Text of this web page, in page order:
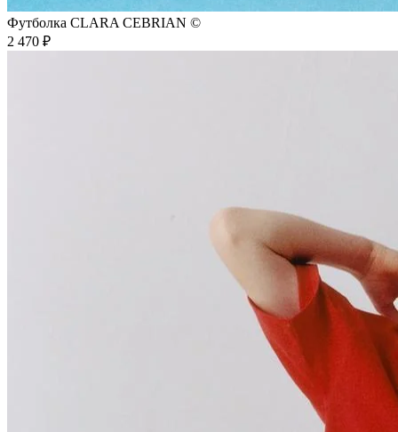
Футболка CLARA CEBRIAN ©
2 470 ₽